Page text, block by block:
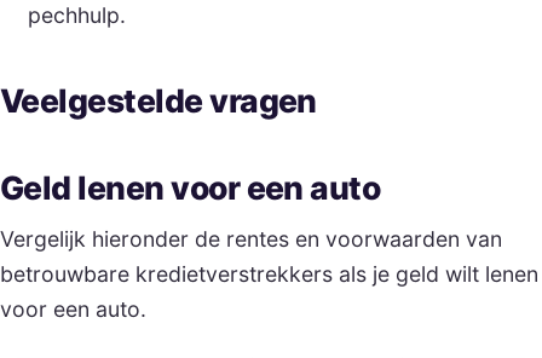
pechhulp.
Veelgestelde vragen
Geld lenen voor een auto
Vergelijk hieronder de rentes en voorwaarden van
betrouwbare kredietverstrekkers als je geld wilt lenen
voor een auto.